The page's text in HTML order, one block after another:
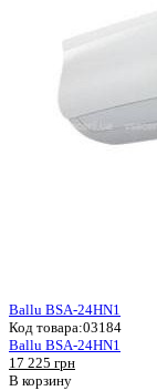
Ballu BSA-24HN1
Код товара:03184
Ballu BSA-24HN1
17 225 грн
В корзину